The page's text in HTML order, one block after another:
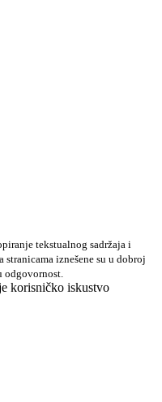
tekstualnog sadržaja i
iznešene su u dobroj
korisničko iskustvo